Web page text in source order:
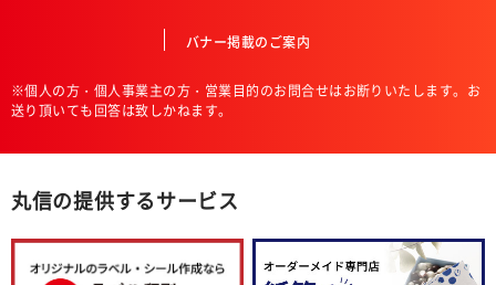
バナー掲載のご案内
※個人の方・個人事業主の方・営業目的のお問合せはお断りいたします。お
送り頂いても回答は致しかねます。
丸信の提供するサービス